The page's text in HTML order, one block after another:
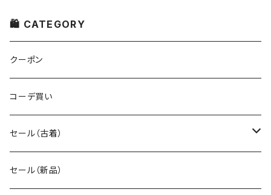
🛍 CATEGORY
クーポン
コーデ買い
セール（古着）
古着 秋冬コレクション
セール（新品）